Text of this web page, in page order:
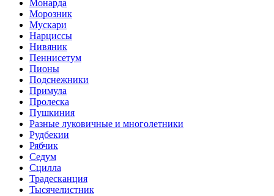
Монарда
Морозник
Мускари
Нарциссы
Нивяник
Пеннисетум
Пионы
Подснежники
Примула
Пролеска
Пушкиния
Разные луковичные и многолетники
Рудбекии
Рябчик
Седум
Сцилла
Традесканция
Тысячелистник